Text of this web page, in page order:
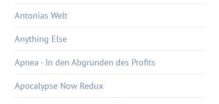
Antonias Welt
Anything Else
Apnea - In den Abgründen des Profits
Apocalypse Now Redux